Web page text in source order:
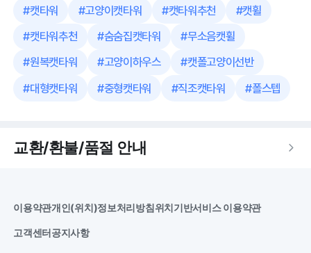
#캣타워 #고양이캣타워 #캣타워추천 #캣휠
#캣타워추천 #숨숨집캣타워 #무소음캣휠
#원복캣타워 #고양이하우스 #캣폴고양이선반
#대형캣타워 #중형캣타워 #직조캣타워 #폴스텝
교환/환불/품절 안내
이용약관개인(위치)정보처리방침위치기반서비스 이용약관
고객센터공지사항